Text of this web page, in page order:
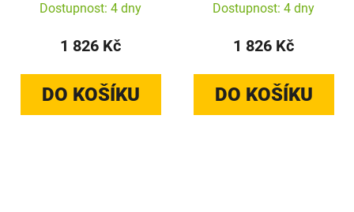
Dostupnost: 4 dny
1 826 Kč
DO KOŠÍKU
Dostupnost: 4 dny
1 826 Kč
DO KOŠÍKU